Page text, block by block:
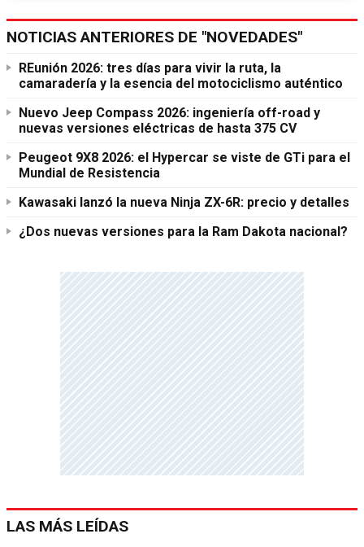
NOTICIAS ANTERIORES DE "NOVEDADES"
REunión 2026: tres días para vivir la ruta, la
camaradería y la esencia del motociclismo auténtico
Nuevo Jeep Compass 2026: ingeniería off-road y
nuevas versiones eléctricas de hasta 375 CV
Peugeot 9X8 2026: el Hypercar se viste de GTi para el
Mundial de Resistencia
Kawasaki lanzó la nueva Ninja ZX-6R: precio y detalles
¿Dos nuevas versiones para la Ram Dakota nacional?
LAS MÁS LEÍDAS